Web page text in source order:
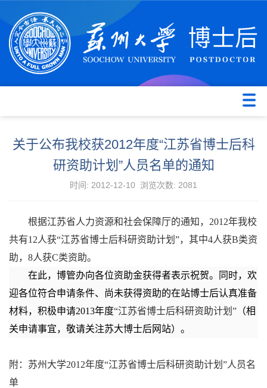
关于公布我校获2012年度“江苏省博士后科
研资助计划”人员名单的通知
时间: 2012-12-10 浏览次数: 2081
根据江苏省人力资源和社会保障厅的通知， 2012年我校
共有12人获“江苏省博士后科研资助计划”，其中4人获B类资
助， 8人获C类资助。
在此，博管办向各位资助金获得者表示祝贺。同时，欢
迎各位符合申请条件、尚未获得资助的在站博士后认真准备
材料，积极申请2013年度“江苏省博士后科研资助计划” （相
关申请事宜，敬请关注苏大博士后网站）。
附：苏州大学2012年度“江苏省博士后科研资助计划”人员名
单